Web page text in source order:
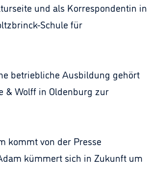
und als Korrespondentin in
Schule für
betriebliche Ausbildung gehört
& Wolff in Oldenburg zur
kommt von der Presse
kümmert sich in Zukunft um